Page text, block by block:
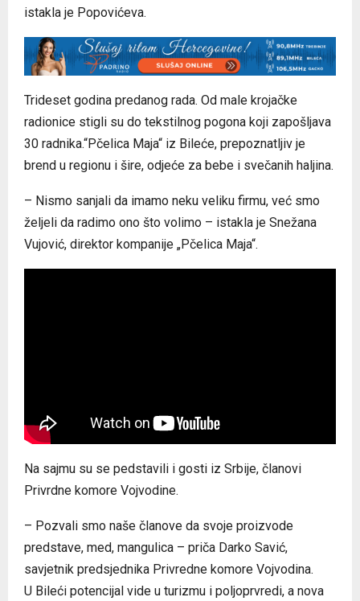
istakla je Popovićeva.
Trideset godina predanog rada. Od male krojačke
radionice stigli su do tekstilnog pogona koji zapošljava
30 radnika.“Pčelica Maja“ iz Bileće, prepoznatljiv je
brend u regionu i šire, odjeće za bebe i svečanih haljina.
– Nismo sanjali da imamo neku veliku firmu, već smo
željeli da radimo ono što volimo – istakla je Snežana
Vujović, direktor kompanije „Pčelica Maja“.
Na sajmu su se pedstavili i gosti iz Srbije, članovi
Privrdne komore Vojvodine.
– Pozvali smo naše članove da svoje proizvode
predstave, med, mangulica – priča Darko Savić,
savjetnik predsjednika Privredne komore Vojvodina.
U Bileći potencijal vide u turizmu i poljoprvredi, a nova